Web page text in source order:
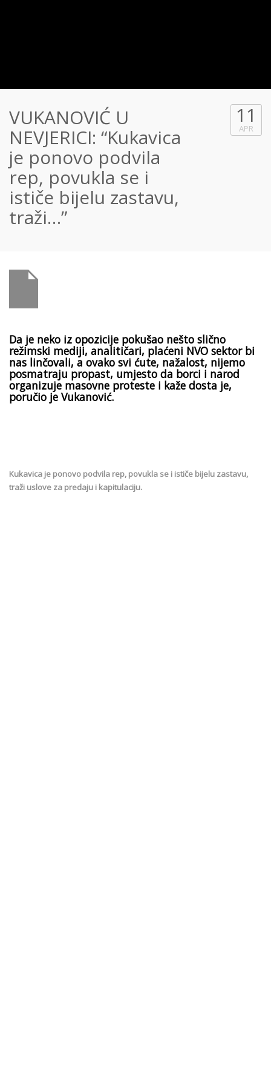
VUKANOVIĆ U
NEVJERICI: “Kukavica
je ponovo podvila
rep, povukla se i
ističe bijelu zastavu,
traži…”
11
APR
Da je neko iz opozicije pokušao nešto slično
režimski mediji, analitičari, plaćeni NVO sektor bi
nas linčovali, a ovako svi ćute, nažalost, nijemo
posmatraju propast, umjesto da borci i narod
organizuje masovne proteste i kaže dosta je,
poručio je Vukanović.
Kukavica je ponovo podvila rep, povukla se i ističe bijelu zastavu,
traži uslove za predaju i kapitulaciju.